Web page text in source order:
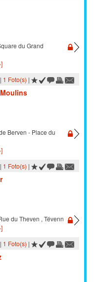
du Grand
| 1 Foto(s) |
Berven - Place du
| 1 Foto(s) |
du Theven , Tévenn
| 1 Foto(s) |